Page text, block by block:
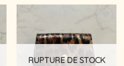
liste
d’envies
RUPTURE DE STOCK